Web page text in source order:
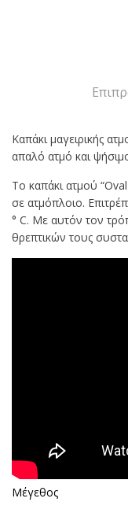
Καπάκι μαγειρικής
απαλό ατμό και
Το καπάκι ατμού
σε ατμόπλοιο.
° C. Με αυτόν τον
θρεπτικών τους
Μέγεθος